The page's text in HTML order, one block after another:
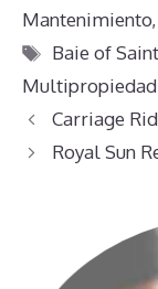
Mantenimiento,
Etiquetas
Baie of
Multipropiedad
Carriage
Royal Sun